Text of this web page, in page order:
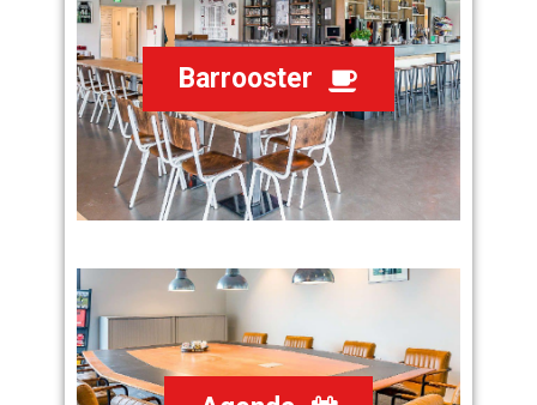
Barrooster